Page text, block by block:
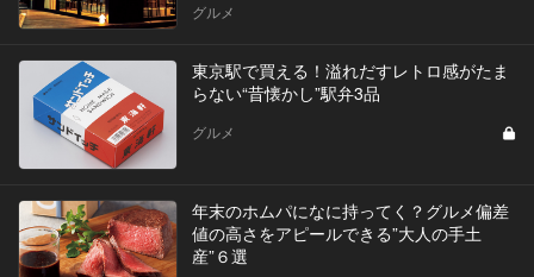
グルメ
東京駅で買える！溢れだすレトロ感がたま
らない“昔懐かし”駅弁3品
グルメ
年末のホムパになに持ってく？グルメ偏差
値の高さをアピールできる”大人の手土
産”６選